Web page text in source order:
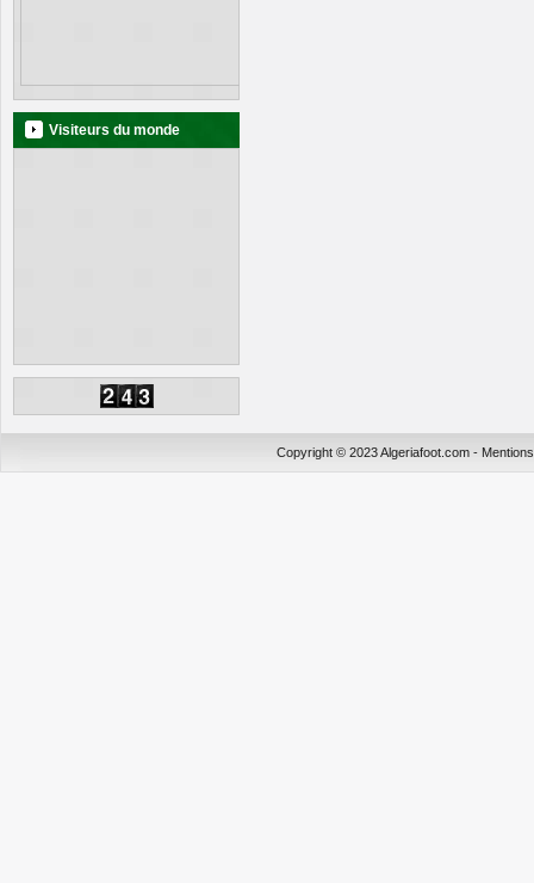
Visiteurs du monde
Copyright © 2023 Algeriafoot.com -